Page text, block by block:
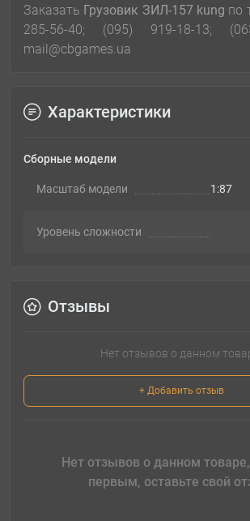
Заказать Грузовик ЗИЛ-157 kung по
285-56-40; (095) 919-18-13;
mail@cbgames.ua
Характеристики
Сборные модели
Масштаб модели 1:87
Уровень сложности
Отзывы
Нет отзывов о данном
+ Добавить отзыв
Нет отзывов о данном товаре,
первым, оставьте свой